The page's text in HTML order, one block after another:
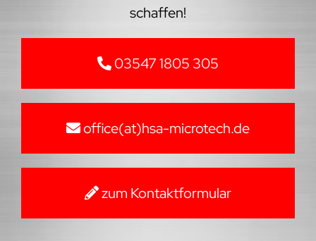
schaffen!
03547 1805 305
office(at)hsa-microtech.de
zum Kontaktformular